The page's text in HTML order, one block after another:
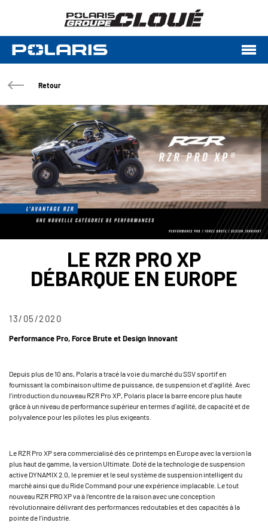
Retour
LE RZR PRO XP
DÉBARQUE EN EUROPE
13/05/2020
Performance Pro, Force Brute et Design Innovant
Depuis plus de 10 ans, Polaris a tracé la voie du marché du SSV sportif en
fournissant la combinaison ultime de puissance, de suspension et d’agilité. Avec
l’introduction du nouveau RZR Pro XP, Polaris place la barre encore plus haute
grâce à un niveau de performance supérieur en termes d'agilité, de capacité et de
polyvalence pour les pilotes les plus exigeants.
Le RZR Pro XP sera commercialisé dès ce printemps en Europe avec la version la
plus haut de gamme, la version Ultimate. Doté de la technologie de suspension
active DYNAMIX 2.0, le premier et le seul système de suspension intelligent du
marché ainsi que du Ride Command pour une expérience implacable. Le tout
nouveau RZR PRO XP va à l’encontre de la raison avec une conception
révolutionnaire délivrant des performances redoutables et des capacités à la
pointe de l’industrie.